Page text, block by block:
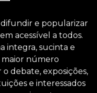
difundir e popularizar
acessível a todos.
integra, sucinta e
maior número
o debate, exposições,
e interessados